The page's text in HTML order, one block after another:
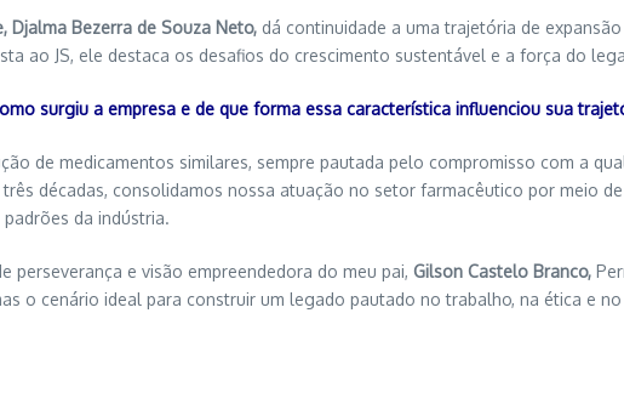
Djalma Bezerra de Souza Neto, dá continuidade a uma trajetória de
ao JS, ele destaca os desafios do crescimento sustentável e a força do
surgiu a empresa e de que forma essa característica influenciou sua
de medicamentos similares, sempre pautada pelo compromisso com a
décadas, consolidamos nossa atuação no setor farmacêutico por meio
da indústria.
perseverança e visão empreendedora do meu pai, Gilson Castelo Branco,
o cenário ideal para construir um legado pautado no trabalho, na ética e